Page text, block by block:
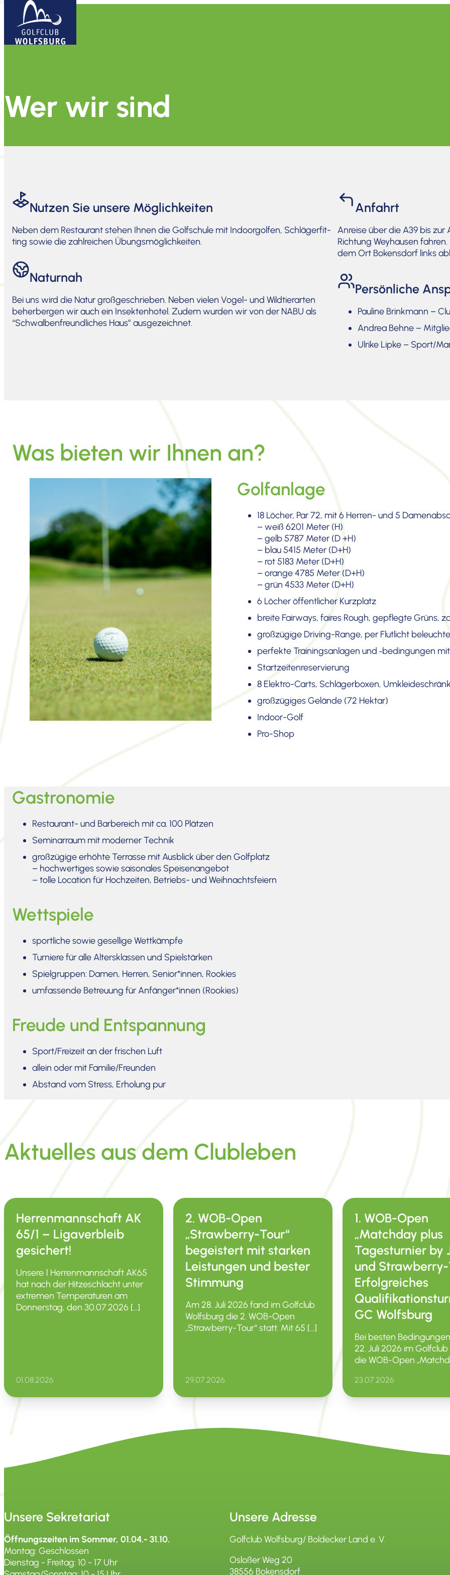
Wer wir sind
Nutzen Sie unsere Möglichkeiten
Neben dem Restau­rant stehen Ihnen die Golfschule mit Indoor­golfen, Schlä­ger­fit­
ting sowie die zahlrei­chen Übungs­mög­lich­keiten.
Naturnah
Bei uns wird die Natur großge­schrieben. Neben vielen Vogel- und Wildtier­arten
beher­bergen wir auch ein Insek­ten­hotel. Zudem wurden wir von der NABU als
“Schwal­ben­freund­li­ches Haus” ausge­zeichnet.
Anfahrt
Anreise über die A39 bis zur
Richtung Weyhausen
dem Ort Bokens­dorf links
Persönliche
Pauline Brinkmann –
Andrea Behne –
Ulrike Lipke – Sport/
Was bieten wir Ihnen an?
Golfanlage
18 Löcher, Par 72, mit 6 Herren- und 5
– weiß 6201 Meter (H)
– gelb 5787 Meter (D +H)
– blau 5415 Meter (D+H)
– rot 5183 Meter (D+H)
– orange 4785 Meter (D+H)
– grün 4533 Meter (D+H)
6 Löcher öffent­li­cher Kurzplatz
breite Fairways, faires Rough, gepflegte Grüns,
großzü­gige Driving-Range, per Flutlicht
perfekte Trainings­an­lagen und ‑bedin­gungen
Start­zei­ten­re­ser­vie­rung
8 Elektro-Carts, Schlä­ger­boxen,
großzü­giges Gelände (72 Hektar)
Indoor-Golf
Pro-Shop
Gastronomie
Restau­rant- und Barbe­reich mit ca. 100 Plätzen
Seminar­raum mit moderner Technik
großzü­gige erhöhte Terrasse mit Ausblick über den Golfplatz
– hochwer­tiges sowie saiso­nales Speisen­an­gebot
– tolle Location für Hochzeiten, Betriebs- und Weihnachts­feiern
Wettspiele
sport­liche sowie gesellige Wettkämpfe
Turniere für alle Alters­klassen und Spiel­stärken
Spiel­gruppen: Damen, Herren, Senior*innen, Rookies
umfas­sende Betreuung für Anfänger*innen (Rookies)
Freude und Entspannung
Sport/Freizeit an der frischen Luft
allein oder mit Familie/Freunden
Abstand vom Stress, Erholung pur
Aktuelles aus dem Clubleben
Herrenmannschaft AK
65/1 – Ligaverbleib
gesichert!
Unsere 1 Herren­mann­schaft AK65
hat nach der Hitze­schlacht unter
extremen Tempe­ra­turen am
Donnerstag, den 30.07.2026 […]
01.08.2026
2. WOB-Open
„Strawberry-Tour“
begeistert mit starken
Leistungen und bester
Stimmung
Am 28. Juli 2026 fand im Golfclub
Wolfsburg die 2. WOB-Open
„Straw­­berry-Tour“ statt. Mit 65 […]
29.07.2026
1. WOB-Open
„Matchday plus
Tagesturnier by
und
Erfolgreiches
GC Wolfsburg
Bei besten
22. Juli 2026 im
die WOB-Open
23.07.2026
Unsere Sekretariat
Öffnungszeiten im Sommer, 01.04.- 31.10.
Montag: Geschlossen
Dienstag - Freitag: 10 - 17 Uhr
Unsere Adresse
Golfclub Wolfsburg/ Boldecker Land e. V.
Osloßer Weg 20
38556 Bokensdorf